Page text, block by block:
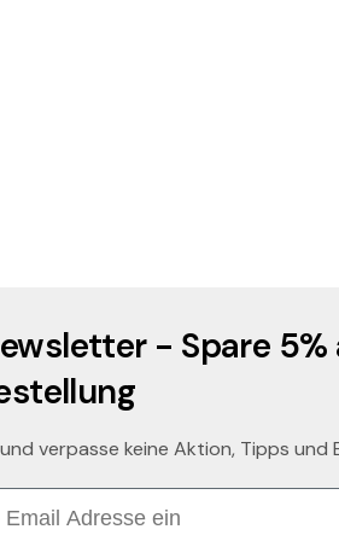
- Spare 5%
verpasse keine Aktion, Tipps und